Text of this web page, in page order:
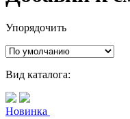
Упорядочить
Вид каталога:
Новинка